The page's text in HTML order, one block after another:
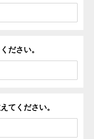
ださい。
てください。